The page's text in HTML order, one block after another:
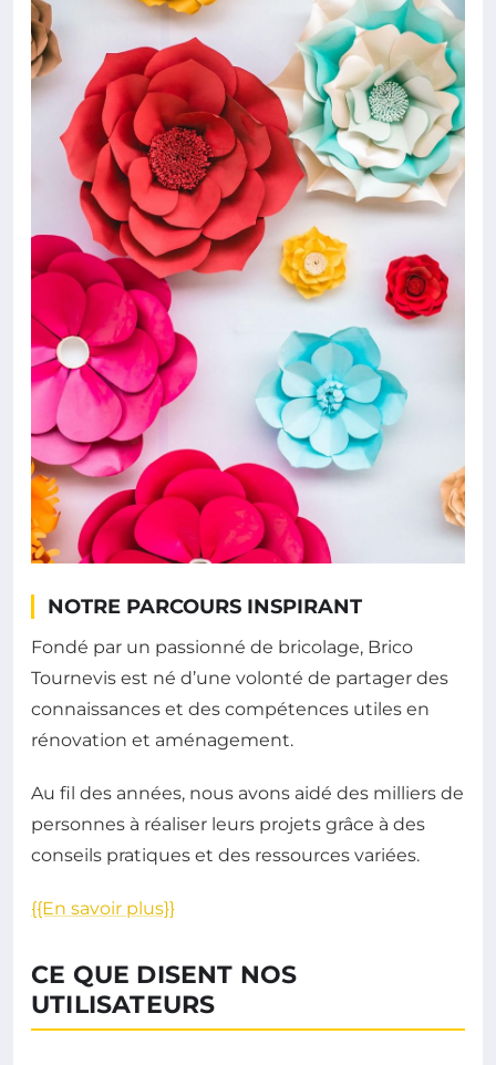
NOTRE PARCOURS INSPIRANT
Fondé par un passionné de bricolage, Brico
Tournevis est né d’une volonté de partager des
connaissances et des compétences utiles en
rénovation et aménagement.
Au fil des années, nous avons aidé des milliers de
personnes à réaliser leurs projets grâce à des
conseils pratiques et des ressources variées.
{{En savoir plus}}
CE QUE DISENT NOS
UTILISATEURS